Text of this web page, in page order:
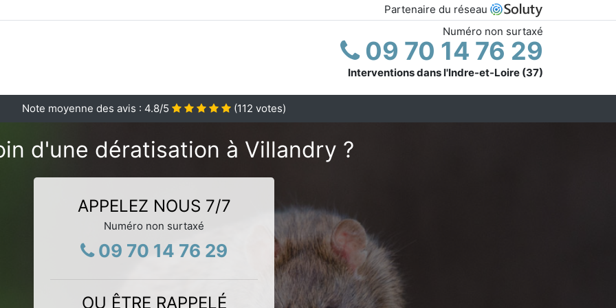
Partenaire du réseau
Numéro non surtaxé
09 70 14 76 29
Interventions dans l'Indre-et-Loire (37)
Note moyenne des avis : 4.8/5 (112 votes)
d'une dératisation à Villandry ?
APPELEZ NOUS 7/7
Numéro non surtaxé
09 70 14 76 29
OU ÊTRE RAPPELÉ